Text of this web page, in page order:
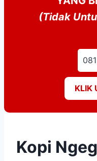
(Tidak
KLIK
Kopi